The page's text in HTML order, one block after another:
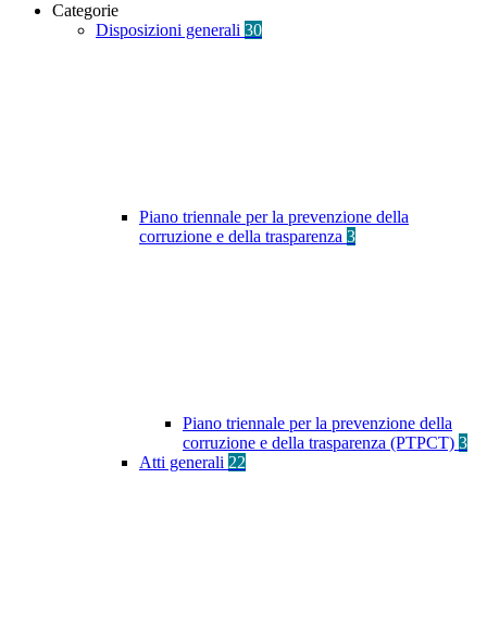
Categorie
Disposizioni generali 30
Piano triennale per la prevenzione della
corruzione e della trasparenza 3
Piano triennale per la prevenzione della
corruzione e della trasparenza (PTPCT) 3
Atti generali 22